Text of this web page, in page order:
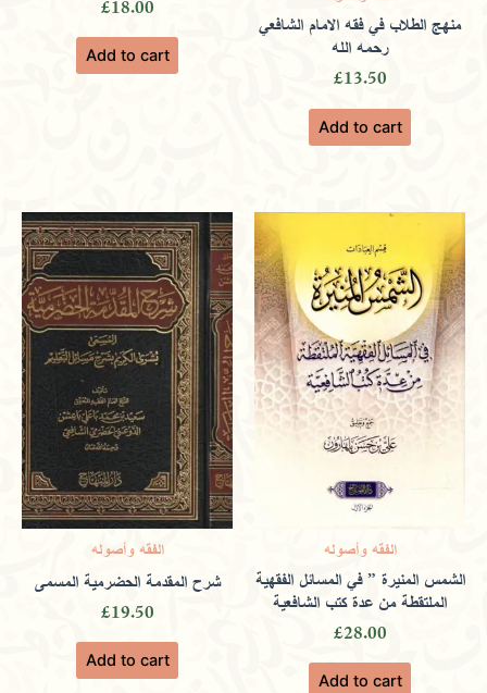
Featuring artistic Islamic art in
heritage and scholarly works.
Rated4
out of 5
Nawaz(verified owner) March 9,
2024
A cornerstone for spiritual exploration,
offering peaceful prayer spaces and
enriching books.
£18.00
Add to cart
منهج الطلاب في فقه الامام الشافعي
رحمه الله
£13.50
Add to cart
الفقه وأصوله
شرح المقدمة الحضرمية المسمى
£19.50
Add to cart
الفقه وأصوله
الشمس المنيرة ” في المسائل الفقهية
الملتقطة من عدة كتب الشافعية
£28.00
Add to cart